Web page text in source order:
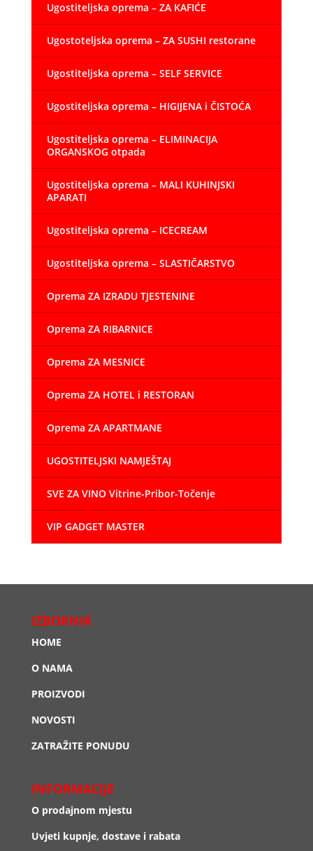
Ugostiteljska oprema – ZA KAFIĆE
Ugostoteljska oprema – ZA SUSHI restorane
Ugostiteljska oprema – SELF SERVICE
Ugostiteljska oprema – HIGIJENA i ČISTOĆA
Ugostiteljska oprema – ELIMINACIJA
ORGANSKOG otpada
Ugostiteljska oprema – MALI KUHINJSKI
APARATI
Ugostiteljska oprema – ICECREAM
Ugostiteljska oprema – SLASTIČARSTVO
Oprema ZA IZRADU TJESTENINE
Oprema ZA RIBARNICE
Oprema ZA MESNICE
Oprema ZA HOTEL i RESTORAN
Oprema ZA APARTMANE
UGOSTITELJSKI NAMJEŠTAJ
SVE ZA VINO Vitrine-Pribor-Točenje
VIP GADGET MASTER
IZBORNIK
HOME
O NAMA
PROIZVODI
NOVOSTI
ZATRAŽITE PONUDU
INFORMACIJE
O prodajnom mjestu
Uvjeti kupnje, dostave i rabata